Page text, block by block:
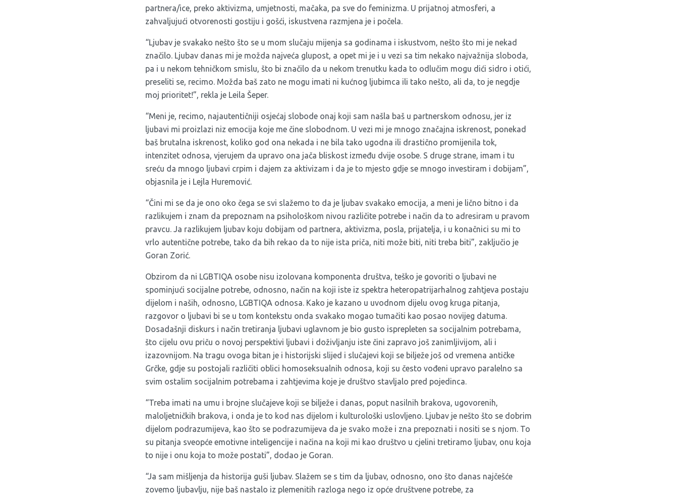
partnera/ice, preko aktivizma, umjetnosti, mačaka, pa sve do feminizma. U prijatnoj atmosferi, a
zahvaljujući otvorenosti gostiju i gošći, iskustvena razmjena je i počela.
“Ljubav je svakako nešto što se u mom slučaju mijenja sa godinama i iskustvom, nešto što mi je nekad
značilo. Ljubav danas mi je možda najveća glupost, a opet mi je i u vezi sa tim nekako najvažnija sloboda,
pa i u nekom tehničkom smislu, što bi značilo da u nekom trenutku kada to odlučim mogu dići sidro i otići,
preseliti se, recimo. Možda baš zato ne mogu imati ni kućnog ljubimca ili tako nešto, ali da, to je negdje
moj prioritet!”, rekla je Leila Šeper.
“Meni je, recimo, najautentičniji osjećaj slobode onaj koji sam našla baš u partnerskom odnosu, jer iz
ljubavi mi proizlazi niz emocija koje me čine slobodnom. U vezi mi je mnogo značajna iskrenost, ponekad
baš brutalna iskrenost, koliko god ona nekada i ne bila tako ugodna ili drastično promijenila tok,
intenzitet odnosa, vjerujem da upravo ona jača bliskost između dvije osobe. S druge strane, imam i tu
sreću da mnogo ljubavi crpim i dajem za aktivizam i da je to mjesto gdje se mnogo investiram i dobijam”,
objasnila je i Lejla Huremović.
“Čini mi se da je ono oko čega se svi slažemo to da je ljubav svakako emocija, a meni je lično bitno i da
razlikujem i znam da prepoznam na psihološkom nivou različite potrebe i način da to adresiram u pravom
pravcu. Ja razlikujem ljubav koju dobijam od partnera, aktivizma, posla, prijatelja, i u konačnici su mi to
vrlo autentične potrebe, tako da bih rekao da to nije ista priča, niti može biti, niti treba biti”, zaključio je
Goran Zorić.
Obzirom da ni LGBTIQA osobe nisu izolovana komponenta društva, teško je govoriti o ljubavi ne
spominjući socijalne potrebe, odnosno, način na koji iste iz spektra heteropatrijarhalnog zahtjeva postaju
dijelom i naših, odnosno, LGBTIQA odnosa. Kako je kazano u uvodnom dijelu ovog kruga pitanja,
razgovor o ljubavi bi se u tom kontekstu onda svakako mogao tumačiti kao posao novijeg datuma.
Dosadašnji diskurs i način tretiranja ljubavi uglavnom je bio gusto isprepleten sa socijalnim potrebama,
što cijelu ovu priču o novoj perspektivi ljubavi i doživljanju iste čini zapravo još zanimljivijom, ali i
izazovnijom. Na tragu ovoga bitan je i historijski slijed i slučajevi koji se bilježe još od vremena antičke
Grčke, gdje su postojali različiti oblici homoseksualnih odnosa, koji su često vođeni upravo paralelno sa
svim ostalim socijalnim potrebama i zahtjevima koje je društvo stavljalo pred pojedinca.
“Treba imati na umu i brojne slučajeve koji se bilježe i danas, poput nasilnih brakova, ugovorenih,
maloljetničkih brakova, i onda je to kod nas dijelom i kulturološki uslovljeno. Ljubav je nešto što se dobrim
dijelom podrazumijeva, kao što se podrazumijeva da je svako može i zna prepoznati i nositi se s njom. To
su pitanja sveopće emotivne inteligencije i načina na koji mi kao društvo u cjelini tretiramo ljubav, onu koja
to nije i onu koja to može postati”, dodao je Goran.
“Ja sam mišljenja da historija guši ljubav. Slažem se s tim da ljubav, odnosno, ono što danas najčešće
zovemo ljubavlju, nije baš nastalo iz plemenitih razloga nego iz opće društvene potrebe, za